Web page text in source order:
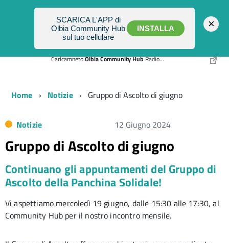
CaricamnetoOlbia Community HubRadio...
Home Notizie Gruppo di Ascolto di giugno
Notizie 12 Giugno 2024
Gruppo di Ascolto di giugno
Continuano gli appuntamenti del Gruppo di
Ascolto della Panchina Solidale!
Vi aspettiamo mercoledì 19 giugno, dalle 15:30 alle 17:30, al
Community Hub per il nostro incontro mensile.
SCARICA L'APP di
Olbia Community Hub
sul tuo cellulare
INSTALLA ×